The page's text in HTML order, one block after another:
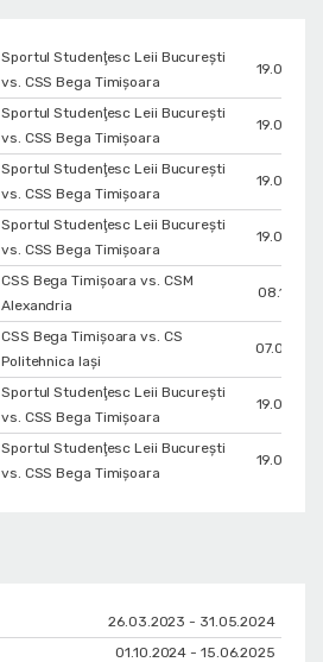
Sportul Studenţesc Leii Bucureşti
vs. CSS Bega Timișoara
Sportul Studenţesc Leii Bucureşti
vs. CSS Bega Timișoara
Sportul Studenţesc Leii Bucureşti
vs. CSS Bega Timișoara
Sportul Studenţesc Leii Bucureşti
vs. CSS Bega Timișoara
CSS Bega Timișoara vs. CSM
Alexandria
CSS Bega Timișoara vs. CS
Politehnica Iași
Sportul Studenţesc Leii Bucureşti
vs. CSS Bega Timișoara
Sportul Studenţesc Leii Bucureşti
vs. CSS Bega Timișoara
26.03.2023 - 31.05.2024
01.10.2024 - 15.06.2025